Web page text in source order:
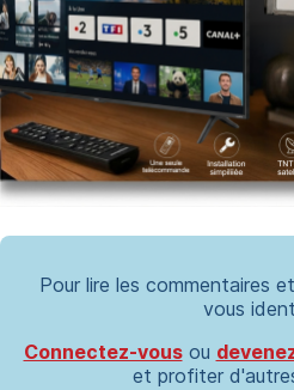
Pour lire les commentaires
vous
Connectez-vousou
et profiter